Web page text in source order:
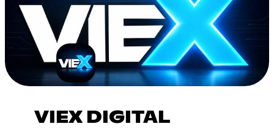
VIEX DIGITAL